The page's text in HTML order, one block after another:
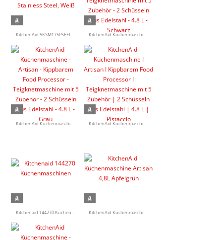
KitchenAid 5KSM175PSEFL Artisan Küchen­ma­schine, Stainless Steel, Weiß KitchenAid Küchen­ma­schine - Artisan - Kippbarem Food Processor - Teigknet­ma­schine mit 5 Zubehör - 2 Schüsseln aus Edelstahl - 4.8 L - Schwarz
KitchenAid Küchen­ma­schine - Artisan - Kippbarem Food Processor - Teigknet­ma­schine mit 5 Zubehör - 2 Schüsseln aus Edelstahl - 4.8 L - Grau KitchenAid Küchen­ma­schine I Artisan I Kippbarem Food Processor I Teigknet­ma­schine mit 5 Zubehör | 2 Schüsseln aus Edelstahl | 4.8 L | Pistaccio
Kitchenaid 144270 Küchenmaschinen KitchenAid Küchen­ma­schine Artisan 4,8L Apfelgrün